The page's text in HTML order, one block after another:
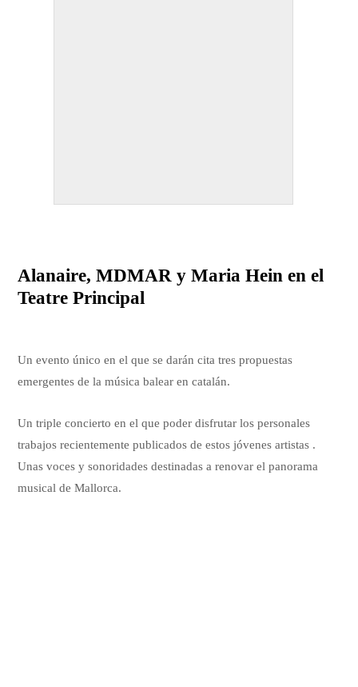
Alanaire, MDMAR y Maria Hein en el
Teatre Principal
Un evento único en el que se darán cita tres propuestas
emergentes de la música balear en catalán.
Un triple concierto en el que poder disfrutar los personales
trabajos recientemente publicados de estos jóvenes artistas .
Unas voces y sonoridades destinadas a renovar el panorama
musical de Mallorca.